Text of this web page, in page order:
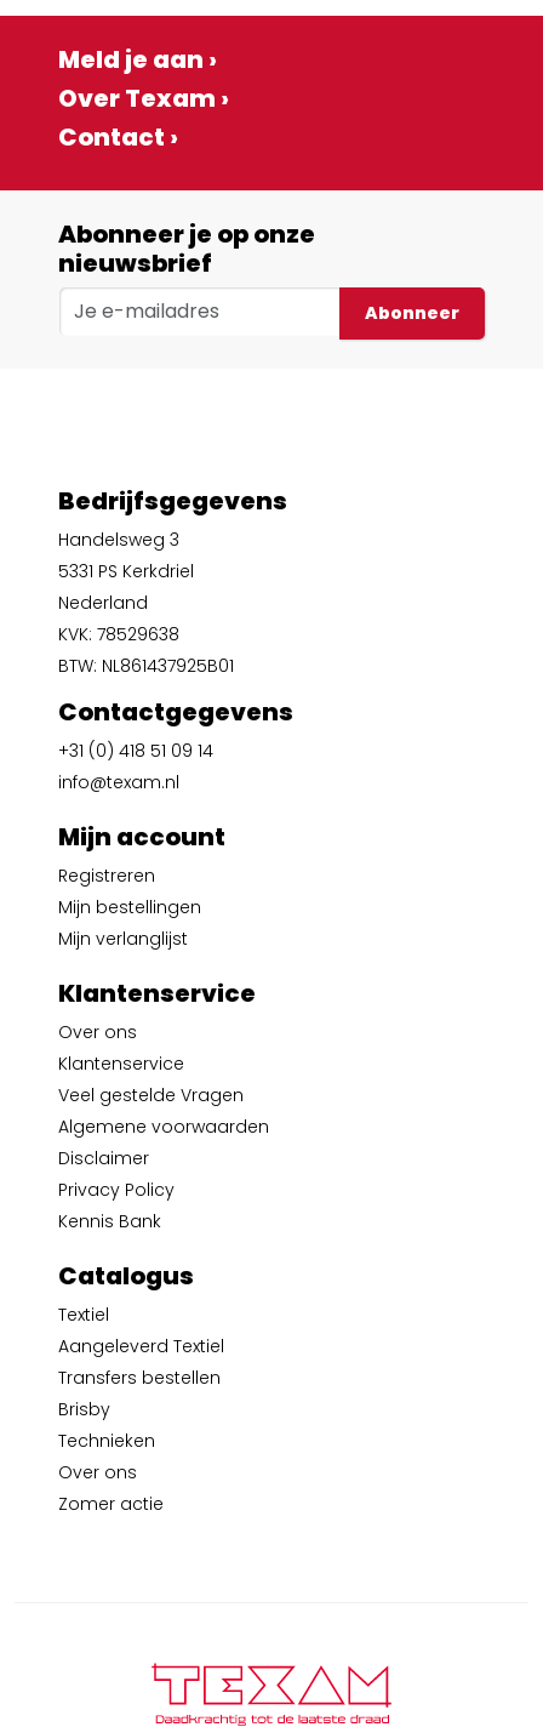
Meld je aan ›
Over Texam ›
Contact ›
Abonneer je op onze
nieuwsbrief
Abonneer
Bedrijfsgegevens
Handelsweg 3
5331 PS Kerkdriel
Nederland
KVK: 78529638
BTW: NL861437925B01
Contactgegevens
+31 (0) 418 51 09 14
info@texam.nl
Mijn account
Registreren
Mijn bestellingen
Mijn verlanglijst
Klantenservice
Over ons
Klantenservice
Veel gestelde Vragen
Algemene voorwaarden
Disclaimer
Privacy Policy
Kennis Bank
Catalogus
Textiel
Aangeleverd Textiel
Transfers bestellen
Brisby
Technieken
Over ons
Zomer actie